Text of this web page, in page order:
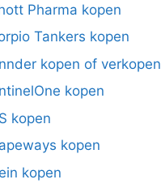
Pharma kopen
Tankers kopen
kopen of verkopen
kopen
kopen
kopen
kopen